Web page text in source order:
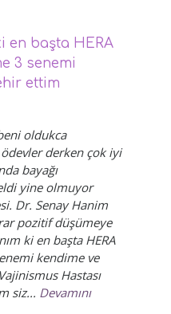
en başta HERA
3 senemi
ettim
oldukca
ödevler derken çok iyi
bayağı
yine olmuyor
Dr. Senay Hanim
pozitif düşümeye
ki en başta HERA
kendime ve
Hastası
siz... Devamını